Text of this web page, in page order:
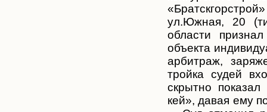
«Братскгорстро
ул.Южная, 20
области
объекта
арбитраж,
тройка судей
скрытно
кей», давая ему